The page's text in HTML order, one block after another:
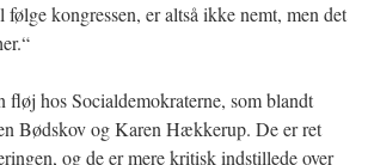
følge kongressen, er altså ikke nemt, men det
fløj hos Socialdemokraterne, som blandt
Bødskov og Karen Hækkerup. De er ret
og de er mere kritisk indstillede over